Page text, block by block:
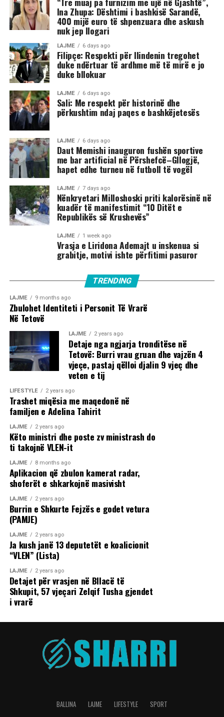
Ina Zhupa: Dështimi i bashkisë Sarandë,
400 mijë euro të shpenzuara dhe askush
nuk jep llogari
LAJME 6 days ago
Filipçe: Respekti për Ilindenin tregohet
duke ndërtuar të ardhme më të mirë e jo
duke bllokuar
LAJME 6 days ago
Sali: Me respekt për historinë dhe
përkushtim ndaj paqes e bashkëjetesës
LAJME 6 days ago
Daut Memishi inauguron fushën sportive
me bar artificial në Përshefcë–Gllogjë,
hapet edhe turneu në futboll të vogël
LAJME 7 days ago
Nënkryetari Milloshoski priti kalorësinë në
kuadër të manifestimit “10 Ditët e
Republikës së Krushevës”
LAJME 1 week ago
Vrasja e Liridona Ademajt u inskenua si
grabitje, motivi ishte përfitimi pasuror
TRENDING
LAJME 9 months ago
Zbulohet Identiteti i Personit Të Vrarë
Në Tetovë
LAJME 2 years ago
Detaje nga ngjarja tronditëse në
Tetovë: Burri vrau gruan dhe vajzën 4
vjeçe, pastaj qëlloi djalin 9 vjeç dhe
veten e tij
LIFESTYLE 2 years ago
Trashet miqësia me maqedonë në
familjen e Adelina Tahirit
LAJME 2 years ago
Këto ministri dhe poste zv ministrash do
ti takojnë VLEN-it
LAJME 8 months ago
Aplikacion që zbulon kamerat radar,
shoferët e shkarkojnë masivisht
LAJME 2 years ago
Burrin e Shkurte Fejzës e godet vetura
(PAMJE)
LAJME 2 years ago
Ja kush janë 13 deputetët e koalicionit
“VLEN” (Lista)
LAJME 2 years ago
Detajet për vrasjen në Bllacë të
Shkupit, 57 vjeçari Zelqif Tusha gjendet
i vrarë
BALLINA LAJME LIFESTYLE SPORT